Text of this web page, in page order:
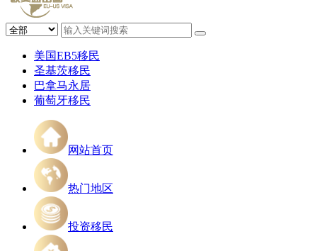
美国EB5移民
圣基茨移民
巴拿马永居
葡萄牙移民
网站首页
热门地区
投资移民